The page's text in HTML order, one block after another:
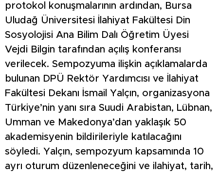
protokol konuşmalarının ardından, Bursa
Uludağ Üniversitesi İlahiyat Fakültesi Din
Sosyolojisi Ana Bilim Dalı Öğretim Üyesi
Vejdi Bilgin tarafından açılış konferansı
verilecek. Sempozyuma ilişkin açıklamalarda
bulunan DPÜ Rektör Yardımcısı ve İlahiyat
Fakültesi Dekanı İsmail Yalçın, organizasyona
Türkiye’nin yanı sıra Suudi Arabistan, Lübnan,
Umman ve Makedonya’dan yaklaşık 50
akademisyenin bildirileriyle katılacağını
söyledi. Yalçın, sempozyum kapsamında 10
ayrı oturum düzenleneceğini ve ilahiyat, tarih,